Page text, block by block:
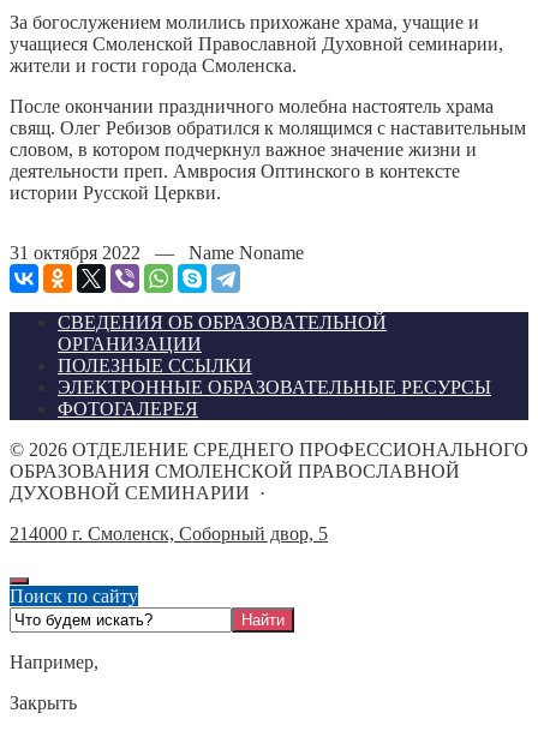
За богослужением молились прихожане храма, учащие и
учащиеся Смоленской Православной Духовной семинарии,
жители и гости города Смоленска.
После окончании праздничного молебна настоятель храма
свящ. Олег Ребизов обратился к молящимся с наставительным
словом, в котором подчеркнул важное значение жизни и
деятельности преп. Амвросия Оптинского в контексте
истории Русской Церкви.
31 октября 2022 — Name Noname
СВЕДЕНИЯ ОБ ОБРАЗОВАТЕЛЬНОЙ
ОРГАНИЗАЦИИ
ПОЛЕЗНЫЕ ССЫЛКИ
ЭЛЕКТРОННЫЕ ОБРАЗОВАТЕЛЬНЫЕ РЕСУРСЫ
ФОТОГАЛЕРЕЯ
© 2026 ОТДЕЛЕНИЕ СРЕДНЕГО ПРОФЕССИОНАЛЬНОГО
ОБРАЗОВАНИЯ СМОЛЕНСКОЙ ПРАВОСЛАВНОЙ
ДУХОВНОЙ СЕМИНАРИИ ·
214000 г. Смоленск, Соборный двор, 5
Поиск по сайту
Например,
Закрыть